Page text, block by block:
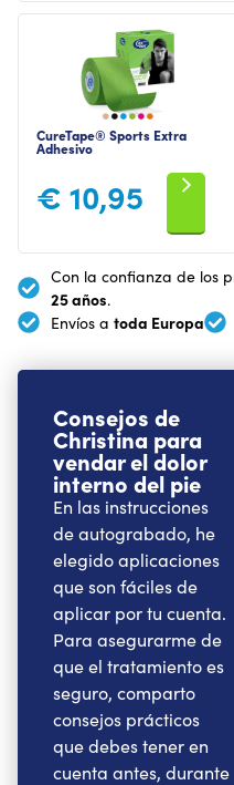
CureTape® Sports Extra
Adhesivo
€ 10,95
Con la confianza de los
25 años.
Envíos a toda Europa
Consejos de
Christina para
vendar el dolor
interno del pie
En las instrucciones
de autograbado, he
elegido aplicaciones
que son fáciles de
aplicar por tu cuenta.
Para asegurarme de
que el tratamiento es
seguro, comparto
consejos prácticos
que debes tener en
cuenta antes, durante